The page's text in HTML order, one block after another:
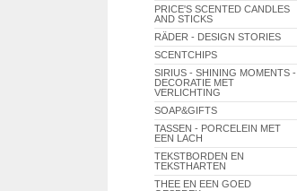
PRICE'S SCENTED CANDLES
AND STICKS
RÄDER - DESIGN STORIES
SCENTCHIPS
SIRIUS - SHINING MOMENTS -
DECORATIE MET
VERLICHTING
SOAP&GIFTS
TASSEN - PORCELEIN MET
EEN LACH
TEKSTBORDEN EN
TEKSTHARTEN
THEE EN EEN GOED